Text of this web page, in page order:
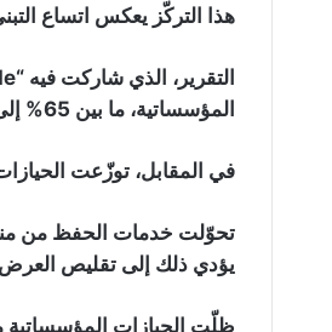
هذا التركّز يعكس اتساع
المؤسساتية، ما بين 65% إلى 90% في كل فئة.
في المقابل، توزّعت
تحوّلت خدمات الحفظ من
يؤدي ذلك إلى تقليص